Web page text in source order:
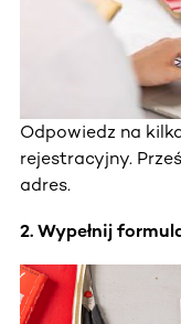
Odpowiedz na
rejestracyjny.
adres.
2. Wypełnij